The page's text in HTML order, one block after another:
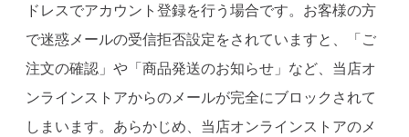
ドレスでアカウント登録を行う場合です。お客様の方
で迷惑メールの受信拒否設定をされていますと、「ご
注文の確認」や「商品発送のお知らせ」など、当店オ
ンラインストアからのメールが完全にブロックされて
しまいます。あらかじめ、当店オンラインストアのメ